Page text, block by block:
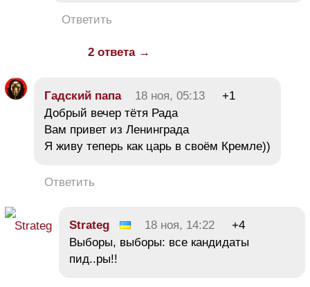
Ответить
2 ответа →
Гадский папа 18 ноя, 05:13
+1
Добрый вечер тётя Рада
Вам привет из Ленинграда
Я живу теперь как царь в своём Кремле))
Ответить
Strateg 18 ноя, 14:22
+4
Выборы, выборы: все кандидаты
пид..ры!!